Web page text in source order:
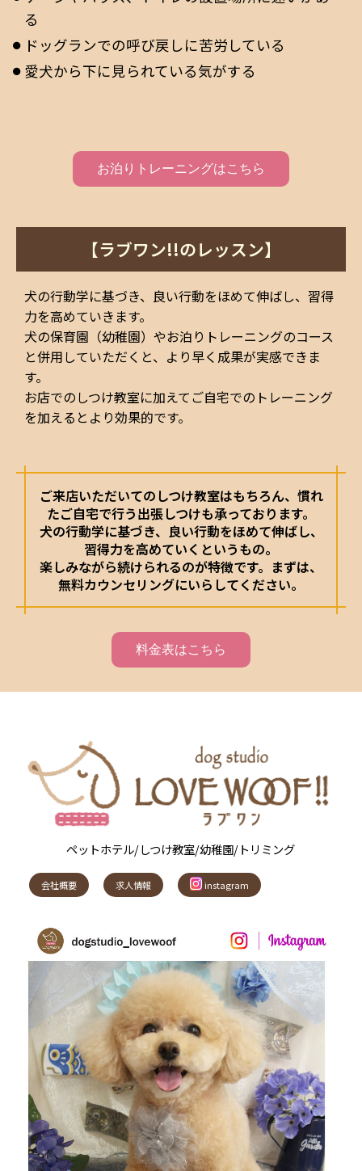
る
ドッグランでの呼び戻しに苦労している
愛犬から下に見られている気がする
お泊りトレーニングはこちら
【ラブワン!!のレッスン】
犬の行動学に基づき、良い行動をほめて伸ばし、習得
力を高めていきます。
犬の保育園（幼稚園）やお泊りトレーニングのコース
と併用していただくと、より早く成果が実感できま
す。
お店でのしつけ教室に加えてご自宅でのトレーニング
を加えるとより効果的です。
ご来店いただいてのしつけ教室はもちろん、慣れ
たご自宅で行う出張しつけも承っております。
犬の行動学に基づき、良い行動をほめて伸ばし、
習得力を高めていくというもの。
楽しみながら続けられるのが特徴です。まずは、
無料カウンセリングにいらしてください。
料金表はこちら
ペットホテル/しつけ教室/幼稚園/トリミング
会社概要 求人情報 instagram